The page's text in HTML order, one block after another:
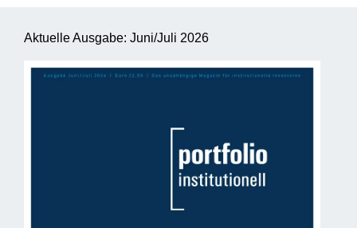
Aktuelle Ausgabe: Juni/Juli 2026